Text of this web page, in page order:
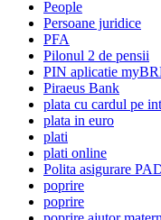
People
Persoane juridice
PFA
Pilonul 2 de pensii
PIN aplicatie
Piraeus Bank
plata cu cardul pe
plata in euro
plati
plati online
Polita asigurare
poprire
poprire